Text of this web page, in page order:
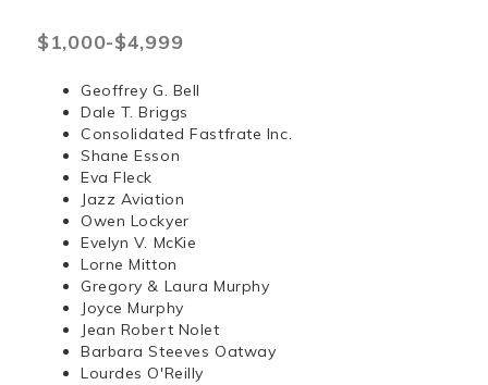
$1,000-$4,999
Geoffrey G. Bell
Dale T. Briggs
Consolidated Fastfrate Inc.
Shane Esson
Eva Fleck
Jazz Aviation
Owen Lockyer
Evelyn V. McKie
Lorne Mitton
Gregory & Laura Murphy
Joyce Murphy
Jean Robert Nolet
Barbara Steeves Oatway
Lourdes O'Reilly